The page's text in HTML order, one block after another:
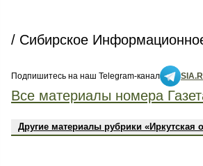
/ Сибирское
Подпишитесь на наш Telegram-канал
Все материалы номера
Другие материалы рубрики «Иркутская